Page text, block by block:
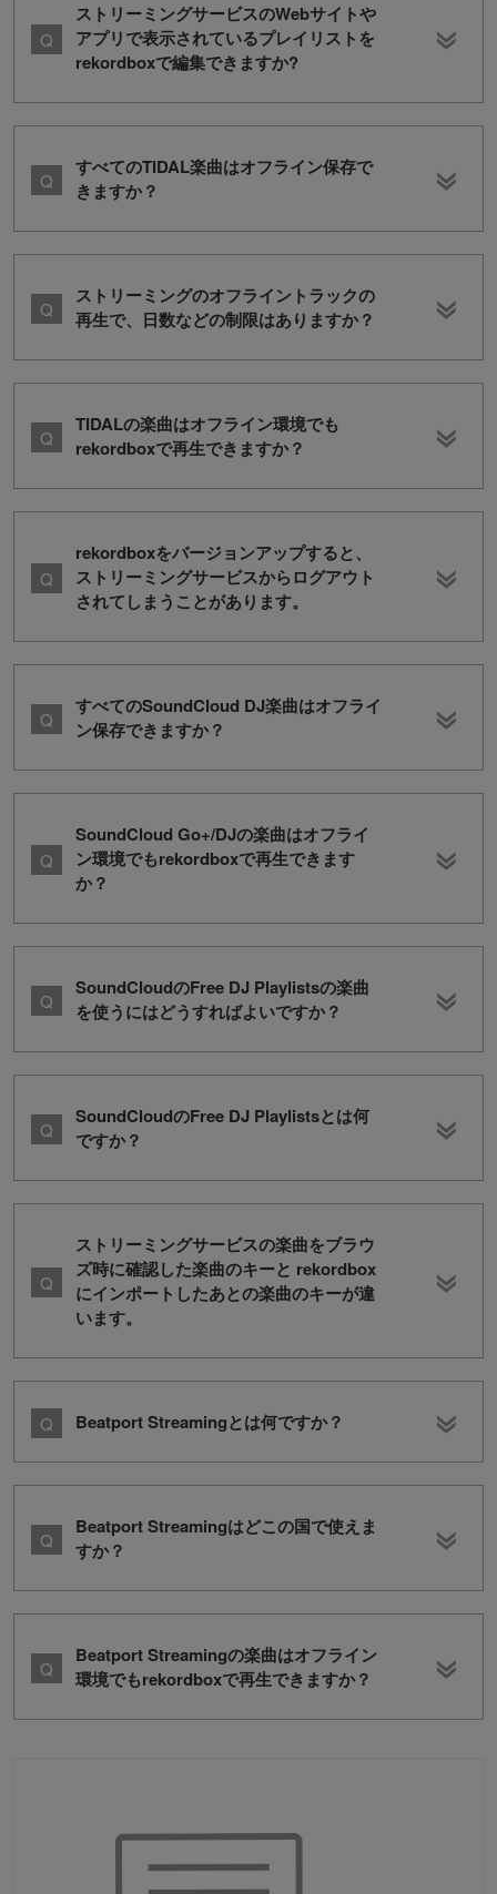
ストリーミングサービスのWebサイトや
アプリで表示されているプレイリストを
rekordboxで編集できますか?
すべてのTIDAL楽曲はオフライン保存で
きますか？
ストリーミングのオフライントラックの
再生で、日数などの制限はありますか？
TIDALの楽曲はオフライン環境でも
rekordboxで再生できますか？
rekordboxをバージョンアップすると、
ストリーミングサービスからログアウト
されてしまうことがあります。
すべてのSoundCloud DJ楽曲はオフライ
ン保存できますか？
SoundCloud Go+/DJの楽曲はオフライ
ン環境でもrekordboxで再生できます
か？
SoundCloudのFree DJ Playlistsの楽曲
を使うにはどうすればよいですか？
SoundCloudのFree DJ Playlistsとは何
ですか？
ストリーミングサービスの楽曲をブラウ
ズ時に確認した楽曲のキーと rekordbox
にインポートしたあとの楽曲のキーが違
います。
Beatport Streamingとは何ですか？
Beatport Streamingはどこの国で使えま
すか？
Beatport Streamingの楽曲はオフライン
環境でもrekordboxで再生できますか？